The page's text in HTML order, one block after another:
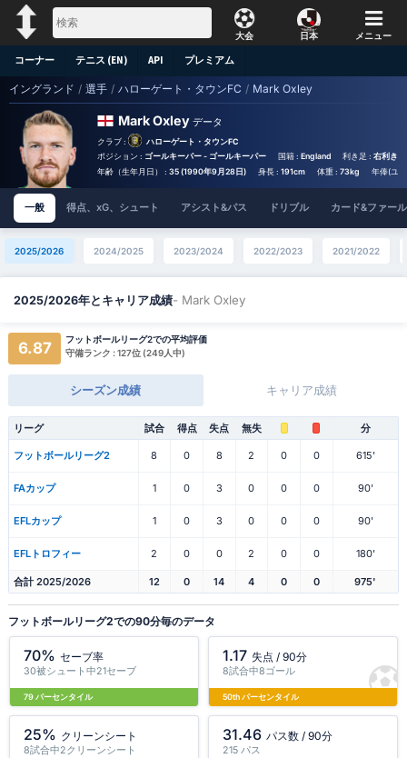
大会 日本 メニュー
コーナー テニス (EN) API プレミアム
イングランド / 選手 / ハローゲート・タウンFC / Mark Oxley
Mark Oxley データ
クラブ :
ハローゲート・タウンFC
ポジション : ゴールキーパー - ゴールキーパー 国籍 : England 利き足 : 右利き
年齢（生年月日） : 35 (1990年9月28日) 身長 : 191cm 体重 : 73kg 年俸(ユ
一般 得点、xG、シュート アシスト&パス ドリブル カード&ファール
2025/2026 2024/2025 2023/2024 2022/2023 2021/2022
2025/2026年とキャリア成績- Mark Oxley
6.87
フットボールリーグ2での平均評価
守備ランク : 127位 (249人中)
シーズン成績 キャリア成績
リーグ 試合 得点 失点 無失 分
フットボールリーグ2 8 0 8 2 0 0 615'
FAカップ 1 0 3 0 0 0 90'
EFLカップ 1 0 3 0 0 0 90'
EFLトロフィー 2 0 0 2 0 0 180'
合計 2025/2026 12 0 14 4 0 0 975'
フットボールリーグ2での90分毎のデータ
70% セーブ率
30被シュート中21セーブ
79 パーセンタイル
1.17 失点 / 90分
8試合中8ゴール
50th パーセンタイル
25% クリーンシート
8試合中2クリーンシート
31.46 パス数 / 90分
215 パス